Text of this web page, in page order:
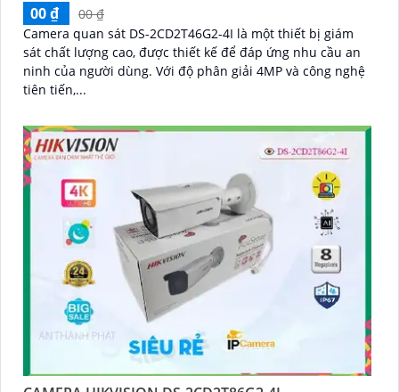
00 ₫
00 ₫
Camera quan sát DS-2CD2T46G2-4I là một thiết bị giám
sát chất lượng cao, được thiết kế để đáp ứng nhu cầu an
ninh của người dùng. Với độ phân giải 4MP và công nghệ
tiên tiến,...